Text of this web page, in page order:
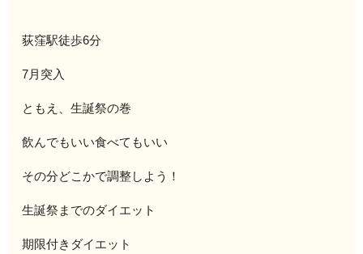
荻窪駅徒歩6分
7月突入
ともえ、生誕祭の巻
飲んでもいい食べてもいい
その分どこかで調整しよう！
生誕祭までのダイエット
期限付きダイエット